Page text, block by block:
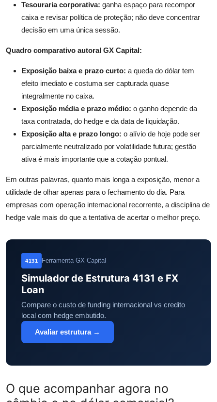
Tesouraria corporativa: ganha espaço para recompor
caixa e revisar política de proteção; não deve concentrar
decisão em uma única sessão.
Quadro comparativo autoral GX Capital:
Exposição baixa e prazo curto: a queda do dólar tem
efeito imediato e costuma ser capturada quase
integralmente no caixa.
Exposição média e prazo médio: o ganho depende da
taxa contratada, do hedge e da data de liquidação.
Exposição alta e prazo longo: o alívio de hoje pode ser
parcialmente neutralizado por volatilidade futura; gestão
ativa é mais importante que a cotação pontual.
Em outras palavras, quanto mais longa a exposição, menor a
utilidade de olhar apenas para o fechamento do dia. Para
empresas com operação internacional recorrente, a disciplina de
hedge vale mais do que a tentativa de acertar o melhor preço.
4131 Ferramenta GX Capital
Simulador de Estrutura 4131 e FX
Loan
Compare o custo de funding internacional vs credito
local com hedge embutido.
Avaliar estrutura →
O que acompanhar agora no